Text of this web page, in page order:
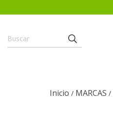
Inicio / MARCAS /